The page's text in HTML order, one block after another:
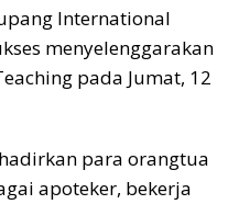
International
menyelenggarakan
pada Jumat, 12
para orangtua
apoteker, bekerja